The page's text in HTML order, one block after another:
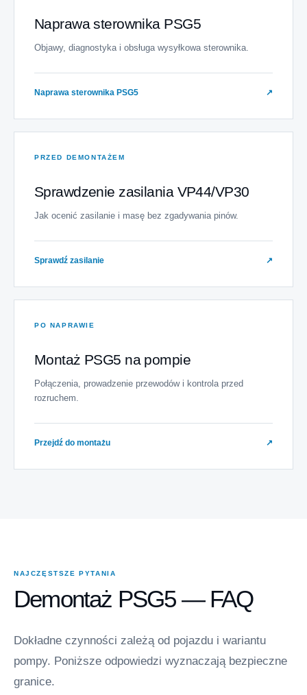
Naprawa sterownika PSG5
Objawy, diagnostyka i obsługa wysyłkowa sterownika.
Naprawa sterownika PSG5 ↗
PRZED DEMONTAŻEM
Sprawdzenie zasilania VP44/VP30
Jak ocenić zasilanie i masę bez zgadywania pinów.
Sprawdź zasilanie ↗
PO NAPRAWIE
Montaż PSG5 na pompie
Połączenia, prowadzenie przewodów i kontrola przed
rozruchem.
Przejdź do montażu ↗
NAJCZĘSTSZE PYTANIA
Demontaż PSG5 — FAQ
Dokładne czynności zależą od pojazdu i wariantu
pompy. Poniższe odpowiedzi wyznaczają bezpieczne
granice.